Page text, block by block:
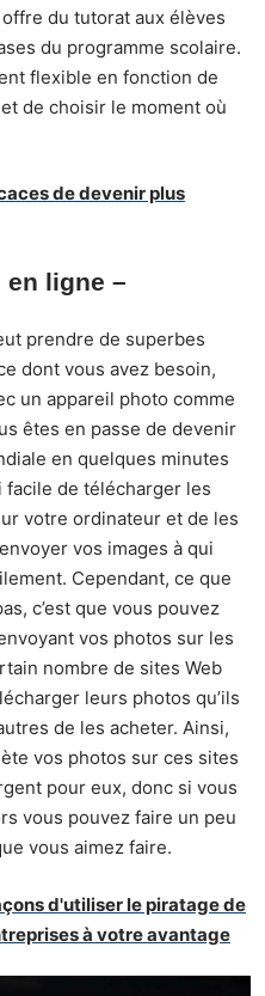
du tutorat aux élèves
du programme scolaire.
flexible en fonction de
de choisir le moment où
de devenir plus
en ligne –
prendre de superbes
dont vous avez besoin,
un appareil photo comme
êtes en passe de devenir
en quelques minutes
facile de télécharger les
votre ordinateur et de les
vos images à qui
Cependant, ce que
c’est que vous pouvez
vos photos sur les
nombre de sites Web
leurs photos qu’ils
de les acheter. Ainsi,
vos photos sur ces sites
pour eux, donc si vous
vous pouvez faire un peu
vous aimez faire.
d'utiliser le piratage de
à votre avantage